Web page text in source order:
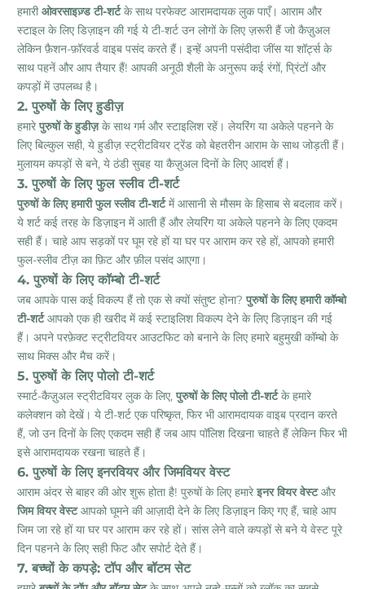
हमारीओवरसाइज़्ड टी-शर्टके साथ परफेक्ट आरामदायक लुक पाएँ। आराम और
स्टाइल के लिए डिज़ाइन की गई ये टी-शर्ट उन लोगों के लिए ज़रूरी हैं जो कैज़ुअल
लेकिन फ़ैशन-फ़ॉरवर्ड वाइब पसंद करते हैं। इन्हें अपनी पसंदीदा जींस या शॉर्ट्स के
साथ पहनें और आप तैयार हैं! आपकी अनूठी शैली के अनुरूप कई रंगों, प्रिंटों और
कपड़ों में उपलब्ध है।
2. पुरुषों के लिए हुडीज़
हमारे पुरुषों के हुडीज़के साथ गर्म और स्टाइलिश रहें। लेयरिंग या अकेले पहनने के
लिए बिल्कुल सही, ये हुडीज़ स्ट्रीटवियर ट्रेंड को बेहतरीन आराम के साथ जोड़ती हैं।
मुलायम कपड़ों से बने, ये ठंडी सुबह या कैज़ुअल दिनों के लिए आदर्श हैं।
3. पुरुषों के लिए फुल स्लीव टी-शर्ट
पुरुषों के लिए हमारी फुल स्लीव टी-शर्टमें आसानी से मौसम के हिसाब से बदलाव करें।
ये शर्ट कई तरह के डिज़ाइन में आती हैं और लेयरिंग या अकेले पहनने के लिए एकदम
सही हैं। चाहे आप सड़कों पर घूम रहे हों या घर पर आराम कर रहे हों, आपको हमारी
फुल-स्लीव टीज़ का फ़िट और फ़ील पसंद आएगा।
4. पुरुषों के लिए कॉम्बो टी-शर्ट
जब आपके पास कई विकल्प हैं तो एक से क्यों संतुष्ट होना? पुरुषों के लिए हमारी कॉम्बो
टी-शर्टआपको एक ही खरीद में कई स्टाइलिश विकल्प देने के लिए डिज़ाइन की गई
हैं। अपने परफ़ेक्ट स्ट्रीटवियर आउटफिट को बनाने के लिए हमारे बहुमुखी कॉम्बो के
साथ मिक्स और मैच करें।
5. पुरुषों के लिए पोलो टी-शर्ट
स्मार्ट-कैज़ुअल स्ट्रीटवियर लुक के लिए, पुरुषों के लिए पोलो टी-शर्टके हमारे
कलेक्शन को देखें। ये टी-शर्ट एक परिष्कृत, फिर भी आरामदायक वाइब प्रदान करते
हैं, जो उन दिनों के लिए एकदम सही हैं जब आप पॉलिश दिखना चाहते हैं लेकिन फिर भी
इसे आरामदायक रखना चाहते हैं।
6. पुरुषों के लिए इनरवियर और जिमवियर वेस्ट
आराम अंदर से बाहर की ओर शुरू होता है! पुरुषों के लिए हमारे इनर वियर वेस्टऔर
जिम वियर वेस्टआपको घूमने की आज़ादी देने के लिए डिज़ाइन किए गए हैं, चाहे आप
जिम जा रहे हों या घर पर आराम कर रहे हों। सांस लेने वाले कपड़ों से बने ये वेस्ट पूरे
दिन पहनने के लिए सही फिट और सपोर्ट देते हैं।
7. बच्चों के कपड़े: टॉप और बॉटम सेट